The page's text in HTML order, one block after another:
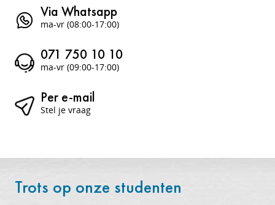
Via Whatsapp
ma-vr (08:00-17:00)
071 750 10 10
ma-vr (09:00-17:00)
Per e-mail
Stel je vraag
Trots op onze studenten